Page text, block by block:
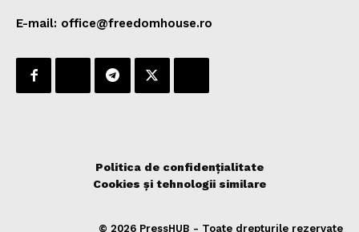
E-mail: office@freedomhouse.ro
Politica de confidențialitate
Cookies și tehnologii similare
© 2026 PressHUB - Toate drepturile rezervate